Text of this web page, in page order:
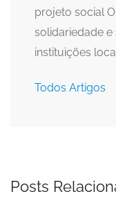
projeto social
solidariedade
instituições
Todos Artigos
Posts